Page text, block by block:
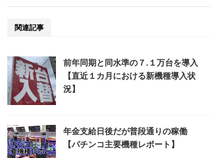
関連記事
前年同期と同水準の７.１万台を導入
【直近１カ月における新機種導入状
況】
年金支給日後だが普段通りの稼働
【パチンコ主要機種レポート】